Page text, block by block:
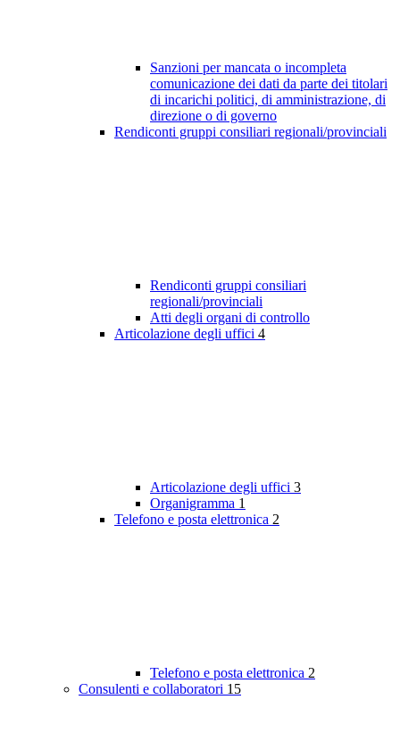
Sanzioni per mancata o incompleta
comunicazione dei dati da parte dei titolari
di incarichi politici, di amministrazione, di
direzione o di governo
Rendiconti gruppi consiliari regionali/provinciali
Rendiconti gruppi consiliari
regionali/provinciali
Atti degli organi di controllo
Articolazione degli uffici 4
Articolazione degli uffici 3
Organigramma 1
Telefono e posta elettronica 2
Telefono e posta elettronica 2
Consulenti e collaboratori 15